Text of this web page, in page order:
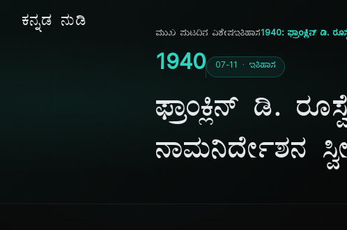
ಕನ್ನಡ ನುಡಿ
ಮುಖ ಪುಟದಿನ ವಿಶೇಷಇತಿಹಾಸ1940: ಫ್ರಾಂಕ್ಲಿನ್ ಡಿ.
1940 07-11 · ಇತಿಹಾಸ
ಫ್ರಾಂಕ್ಲಿನ್ ಡಿ.
ನಾಮನಿರ್ದೇಶನ